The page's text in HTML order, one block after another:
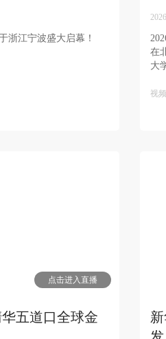
浙江宁波盛大启幕！
在
大
视频
点击进入直播
五道口全球金